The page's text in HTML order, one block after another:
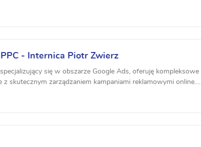
- Internica Piotr Zwierz
się w obszarze Google Ads, oferuję kompleksowe
z skutecznym zarządzaniem kampaniami reklamowymi online....